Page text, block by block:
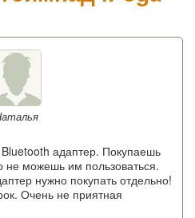
адаптер. Покупаешь
не можешь им пользоваться.
нужно покупать отдельно!
Очень не приятная